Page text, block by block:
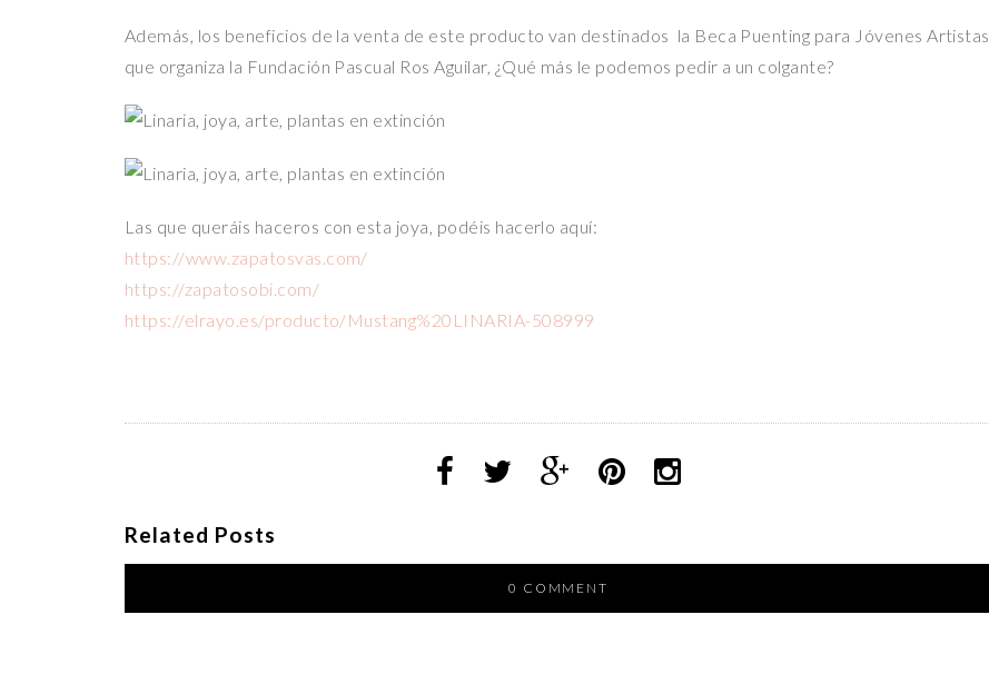
Además, los beneficios de la venta de este producto van destinados la Beca Puenting para Jóvenes Artistas
que organiza la Fundación Pascual Ros Aguilar, ¿Qué más le podemos pedir a un colgante?
Las que queráis haceros con esta joya, podéis hacerlo aquí:
https://www.zapatosvas.com/
https://zapatosobi.com/
https://elrayo.es/producto/Mustang%20LINARIA-508999
Related Posts
0 COMMENT